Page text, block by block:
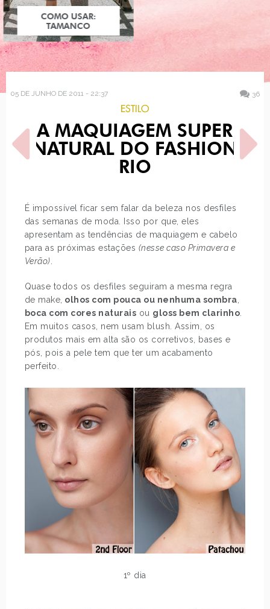
COMO USAR:
TAMANCO
05 DE JUNHO DE 2011 - 22:37 36
ESTILO
A MAQUIAGEM SUPER
NATURAL DO FASHION
RIO
É impossível ficar sem falar da beleza nos desfiles
das semanas de moda. Isso por que, eles
apresentam as tendências de maquiagem e cabelo
para as próximas estações (nesse caso Primavera e
Verão)
Quase todos os desfiles seguiram a mesma regra
de make, olhos com pouca ou nenhuma sombra
boca com cores naturais ou gloss bem clarinho
Em muitos casos, nem usam blush. Assim, os
produtos mais em alta são os corretivos, bases e
pós, pois a pele tem que ter um acabamento
perfeito.
1º dia
POST ANTERIOR
ACESSÓRIOS E DETALHES
DO FASHION RIO!
PRÓXIMO POST
LOOK DO DIA: CASACO E
CAPINHA VERMELHOS!